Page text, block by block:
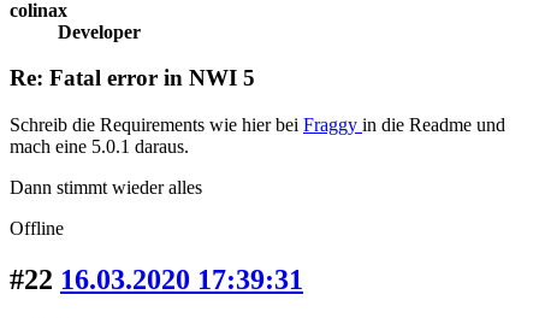
colinax
Developer
Re: Fatal error in NWI 5
Schreib die Requirements wie hier bei Fraggy in die Readme und
mach eine 5.0.1 daraus.
Dann stimmt wieder alles
Offline
#22 16.03.2020 17:39:31